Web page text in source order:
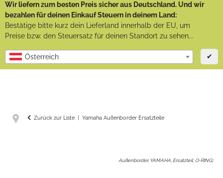
Wir liefern zum besten Preis sicher aus Deutschland. Und wir
bezahlen für deinen Einkauf Steuern in deinem Land:
Bestätige bitte kurz dein Lieferland innerhalb der EU, um
Preise bzw. den Steuersatz für deinen Standort zu sehen...
Österreich ✔
Zurück zur Liste Yamaha Außenborder Ersatzteile
Außenborder, YAMAHA, Ersatzteil, O-RING: